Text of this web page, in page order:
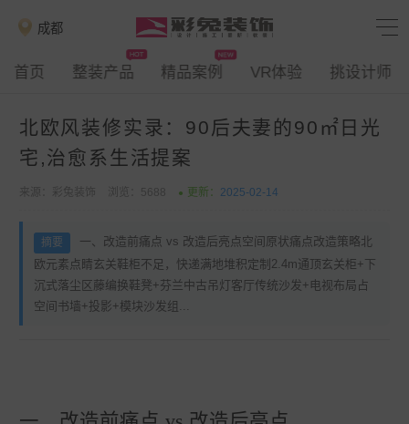
成都
首页 整装产品 精品案例 VR体验 挑设计师
北欧风装修实录：90后夫妻的90㎡日光
宅,治愈系生活提案
来源：彩兔装饰 浏览：5688 更新： 2025-02-14
一、改造前痛点 vs 改造后亮点空间原状痛点改造策略北
欧元素点睛玄关鞋柜不足，快递满地堆积定制2.4m通顶玄关柜+下
沉式落尘区藤编换鞋凳+芬兰中古吊灯客厅传统沙发+电视布局占
空间书墙+投影+模块沙发组...